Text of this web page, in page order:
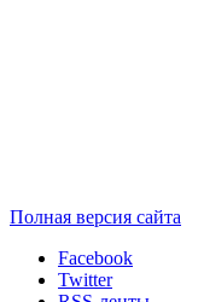
Полная версия сайта
Facebook
Twitter